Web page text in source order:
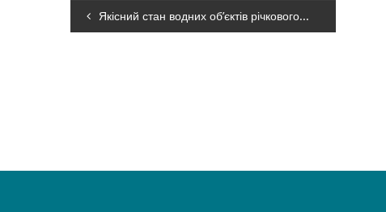
Навігація
Якісний стан водних об’єктів річкового басейну Дністра у травні 2026 року